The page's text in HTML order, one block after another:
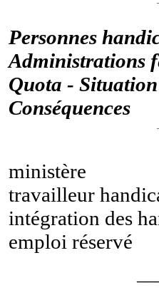
Personnes
Administrations
Quota -
Conséquences
ministère
travailleur
intégration des
emploi réservé